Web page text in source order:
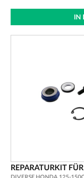
IN
REPARATURKIT